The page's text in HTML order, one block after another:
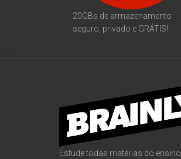
20GBs de armazenamento
seguro, privado e GRÁTIS!
Estude todas matérias do ensino